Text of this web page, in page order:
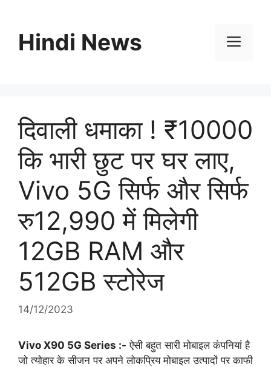
contentHindi News
दिवाली धमाका ! ₹10000
कि भारी छुट पर घर लाए,
Vivo 5G सिर्फ और सिर्फ
रु12,990 में मिलेगी
12GB RAM और
512GB स्टोरेज
14/12/2023
Vivo X90 5G Series :- ऐसी बहुत सारी मोबाइल कंपनियां है
जो त्योहार के सीजन पर अपने लोकप्रिय मोबाइल उत्पादों पर काफी